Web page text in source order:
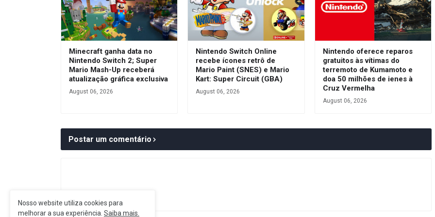
Minecraft ganha data no
Nintendo Switch 2; Super
Mario Mash-Up receberá
atualização gráfica exclusiva
August 06, 2026
Nintendo Switch Online
recebe ícones retrô de
Mario Paint (SNES) e Mario
Kart: Super Circuit (GBA)
August 06, 2026
Nintendo oferece reparos
gratuitos às vítimas do
terremoto de Kumamoto e
doa 50 milhões de ienes à
Cruz Vermelha
August 06, 2026
Postar um comentário
Nosso website utiliza cookies para
melhorar a sua experiência. Saiba mais.